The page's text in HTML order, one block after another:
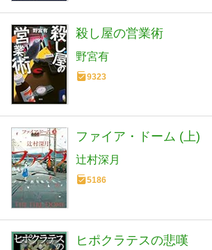
殺し屋の営業術
野宮有
9323
ファイア・ドーム (上)
辻村深月
5186
ヒポクラテスの悲嘆